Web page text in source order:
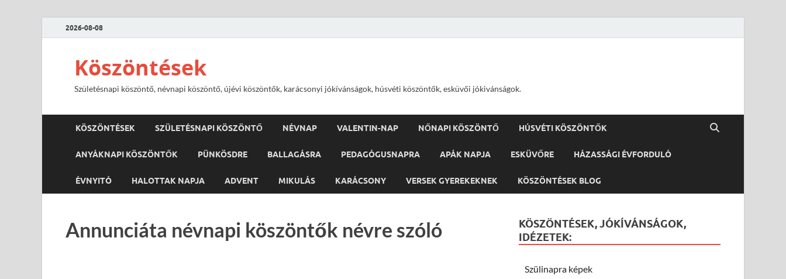
2026-08-08
Köszöntések
Születésnapi köszöntő, névnapi köszöntő, újévi köszöntők, karácsonyi jókívánságok, húsvéti köszöntők, esküvői jókivánságok.
KÖSZÖNTÉSEK SZÜLETÉSNAPI KÖSZÖNTŐ NÉVNAP VALENTIN-NAP NŐNAPI KÖSZÖNTŐ HÚSVÉTI KÖSZÖNTŐK
ANYÁKNAPI KÖSZÖNTŐK PÜNKÖSDRE BALLAGÁSRA PEDAGÓGUSNAPRA APÁK NAPJA ESKÜVŐRE HÁZASSÁGI ÉVFORDULÓ
ÉVNYITÓ HALOTTAK NAPJA ADVENT MIKULÁS KARÁCSONY VERSEK GYEREKEKNEK KÖSZÖNTÉSEK BLOG
Annunciáta névnapi köszöntők névre szóló
KÖSZÖNTÉSEK, JÓKÍVÁNSÁGOK,
IDÉZETEK:
Szülinapra képek